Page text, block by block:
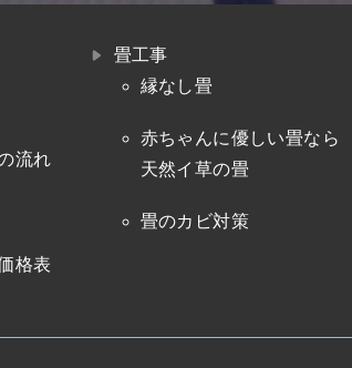
流れ
格表
畳工事
縁なし畳
赤ちゃんに優しい畳なら
天然イ草の畳
畳のカビ対策